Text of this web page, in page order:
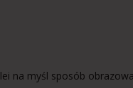
na myśl sposób